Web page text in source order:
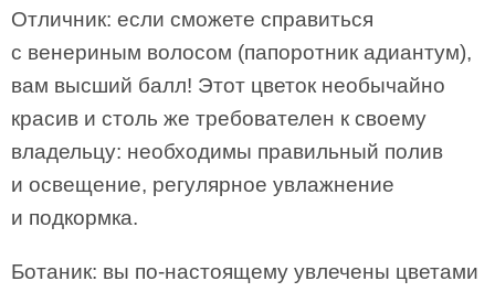
Отличник: если сможете справиться
с венериным волосом (папоротник адиантум),
вам высший балл! Этот цветок необычайно
красив и столь же требователен к своему
владельцу: необходимы правильный полив
и освещение, регулярное увлажнение
и подкормка.
Ботаник: вы по-настоящему увлечены цветами